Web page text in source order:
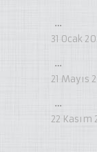
…
31 Ocak
…
21 Mayıs
…
22 Kasım